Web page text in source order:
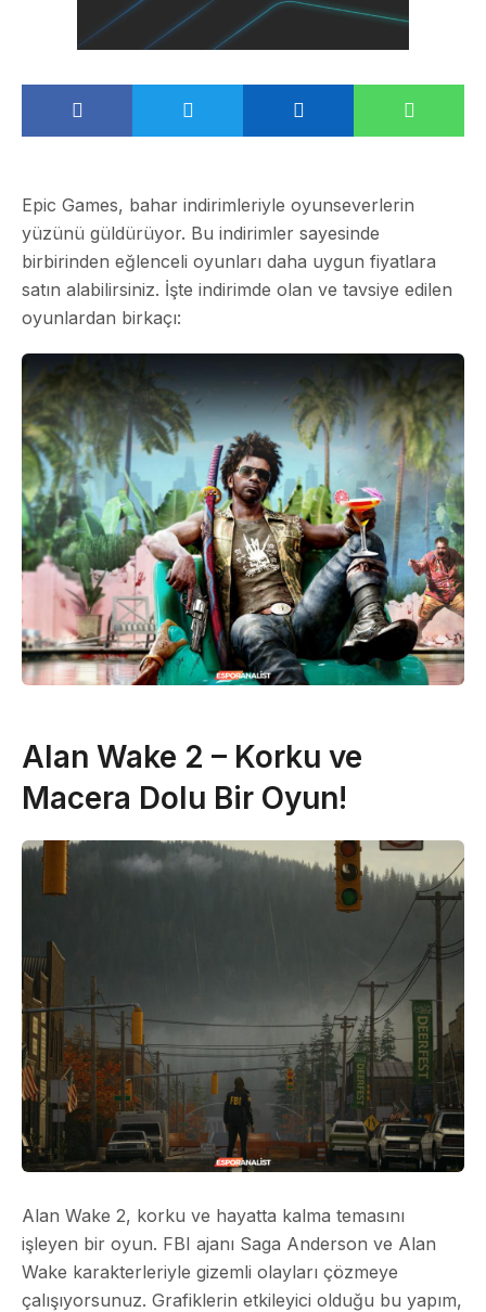
Epic Games, bahar indirimleriyle oyunseverlerin
yüzünü güldürüyor. Bu indirimler sayesinde
birbirinden eğlenceli oyunları daha uygun fiyatlara
satın alabilirsiniz. İşte indirimde olan ve tavsiye edilen
oyunlardan birkaçı:
Alan Wake 2 – Korku ve
Macera Dolu Bir Oyun!
Alan Wake 2, korku ve hayatta kalma temasını
işleyen bir oyun. FBI ajanı Saga Anderson ve Alan
Wake karakterleriyle gizemli olayları çözmeye
çalışıyorsunuz. Grafiklerin etkileyici olduğu bu yapım,